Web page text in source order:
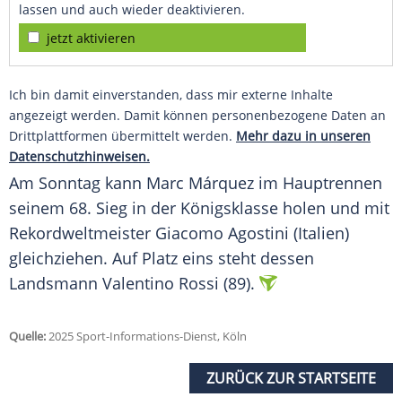
lassen und auch wieder deaktivieren.
jetzt aktivieren
Ich bin damit einverstanden, dass mir externe Inhalte
angezeigt werden. Damit können personenbezogene Daten an
Drittplattformen übermittelt werden. Mehr dazu in unseren
Datenschutzhinweisen.
Am Sonntag kann Marc Márquez im Hauptrennen
seinem 68. Sieg in der Königsklasse holen und mit
Rekordweltmeister Giacomo Agostini (Italien)
gleichziehen. Auf Platz eins steht dessen
Landsmann Valentino Rossi (89).
Quelle:2025 Sport-Informations-Dienst, Köln
ZURÜCK ZUR STARTSEITE